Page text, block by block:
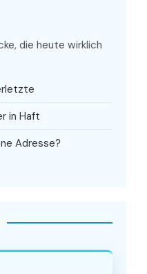
die heute wirklich
in Haft
Adresse?